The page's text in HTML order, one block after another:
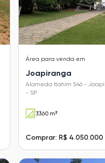
Área para venda em
Joapiranga
Alameda Itahim 546 -
- SP
3360 m²
Comprar: R$ 4.050.000